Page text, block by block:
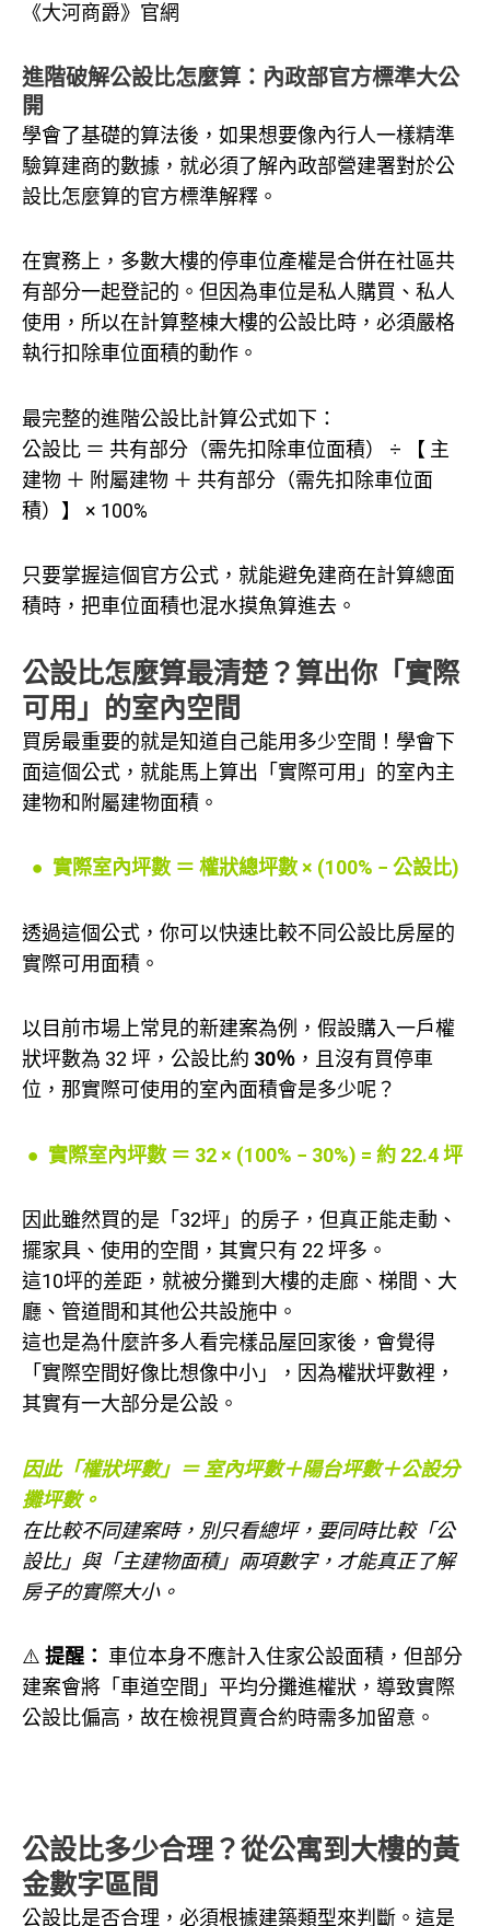
《大河商爵》官網
進階破解公設比怎麼算：內政部官方標準大公
開
學會了基礎的算法後，如果想要像內行人一樣精準
驗算建商的數據，就必須了解內政部營建署對於公
設比怎麼算的官方標準解釋。
在實務上，多數大樓的停車位產權是合併在社區共
有部分一起登記的。但因為車位是私人購買、私人
使用，所以在計算整棟大樓的公設比時，必須嚴格
執行扣除車位面積的動作。
最完整的進階公設比計算公式如下：
公設比 ＝ 共有部分（需先扣除車位面積） ÷ 【 主
建物 ＋ 附屬建物 ＋ 共有部分（需先扣除車位面
積）】 × 100%
只要掌握這個官方公式，就能避免建商在計算總面
積時，把車位面積也混水摸魚算進去。
公設比怎麼算最清楚？算出你「實際
可用」的室內空間
買房最重要的就是知道自己能用多少空間！學會下
面這個公式，就能馬上算出「實際可用」的室內主
建物和附屬建物面積。
● 實際室內坪數 ＝ 權狀總坪數 × (100% − 公設比)
透過這個公式，你可以快速比較不同公設比房屋的
實際可用面積。
以目前市場上常見的新建案為例，假設購入一戶權
狀坪數為 32 坪，公設比約 30％ ，且沒有買停車
位，那實際可使用的室內面積會是多少呢？
● 實際室內坪數 ＝ 32 × (100% − 30%) = 約 22.4 坪
因此雖然買的是「32坪」的房子，但真正能走動、
擺家具、使用的空間，其實只有 22 坪多。
這10坪的差距，就被分攤到大樓的走廊、梯間、大
廳、管道間和其他公共設施中。
這也是為什麼許多人看完樣品屋回家後，會覺得
「實際空間好像比想像中小」，因為權狀坪數裡，
其實有一大部分是公設。
因此「權狀坪數」＝ 室內坪數＋陽台坪數＋公設分
攤坪數。
在比較不同建案時，別只看總坪，要同時比較「公
設比」與「主建物面積」兩項數字，才能真正了解
房子的實際大小。
⚠️ 提醒： 車位本身不應計入住家公設面積，但部分
建案會將「車道空間」平均分攤進權狀，導致實際
公設比偏高，故在檢視買賣合約時需多加留意。
公設比多少合理？從公寓到大樓的黃
金數字區間
公設比是否合理，必須根據建築類型來判斷。這是